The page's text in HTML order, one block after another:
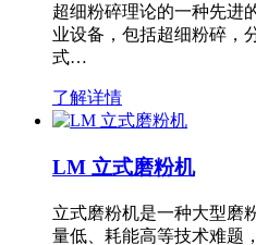
超细粉碎理论的一种先进
业设备，包括超细粉碎，
式…
了解详情
LM 立式磨粉机
立式磨粉机是一种大型磨
量低、耗能高等技术难题